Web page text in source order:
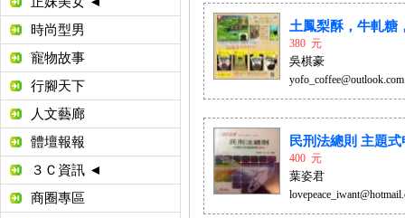
時尚型男
寵物故事
行腳天下
人文藝廊
體壇報報
３Ｃ資訊 ◄
商圈專區
土鳳梨酥，牛軋糖
380 元
吳棋豪
yofo_coffee@outlook.com
民刑法總則 主題
400 元
葉姿君